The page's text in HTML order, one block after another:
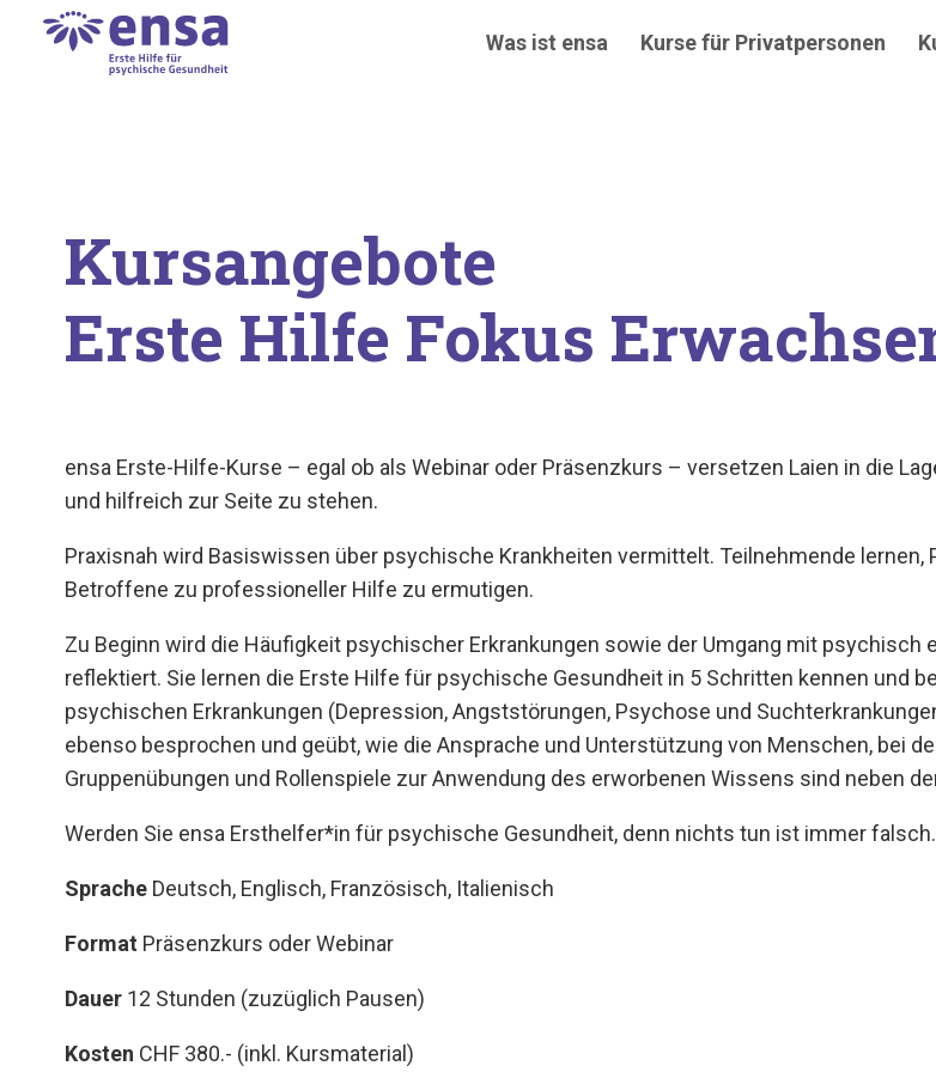
Was ist ensa Kurse für Privatpersonen
Kursangebote
Erste Hilfe Fokus
ensa Erste-Hilfe-Kurse – egal ob als Webinar oder Präsenzkurs – versetzen Laien in die
und hilfreich zur Seite zu stehen.
Praxisnah wird Basiswissen über psychische Krankheiten vermittelt. Teilnehmende
Betroffene zu professioneller Hilfe zu ermutigen.
Zu Beginn wird die Häufigkeit psychischer Erkrankungen sowie der Umgang mit
reflektiert. Sie lernen die Erste Hilfe für psychische Gesundheit in 5 Schritten kennen und
psychischen Erkrankungen (Depression, Angststörungen, Psychose und
ebenso besprochen und geübt, wie die Ansprache und Unterstützung von Menschen, bei
Gruppenübungen und Rollenspiele zur Anwendung des erworbenen Wissens sind neben
Werden Sie ensa Ersthelfer*in für psychische Gesundheit, denn nichts tun ist immer falsch.
Sprache Deutsch, Englisch, Französisch, Italienisch
Format Präsenzkurs oder Webinar
Dauer 12 Stunden (zuzüglich Pausen)
Kosten CHF 380.- (inkl. Kursmaterial)